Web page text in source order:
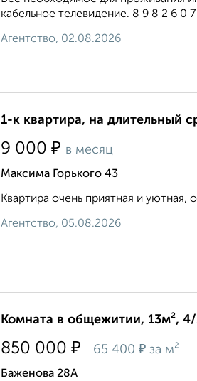
кабельное телевидение. 8 9 8 2 6 0
Агентство, 02.08.2026
1-к квартира, на длительный
9 000 ₽ в месяц
Максима Горького 43
Квартира очень приятная и
Агентство, 05.08.2026
Комната в общежитии, 13м²,
850 000 ₽ 65 400 ₽ за м²
Баженова 28А